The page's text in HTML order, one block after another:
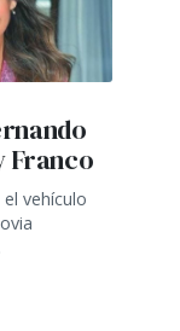
Franco
vehículo